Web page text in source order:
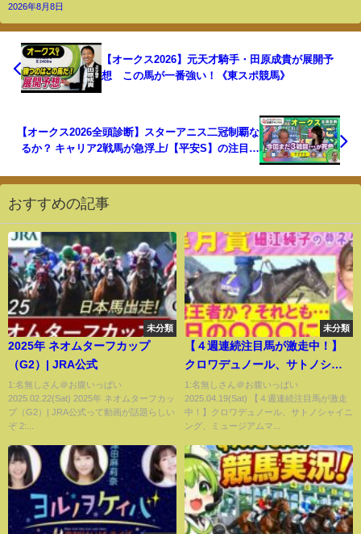
2026年8月8日
【オークス2026】元天才騎手・田原成貴が展開予
想 この馬が一番強い！《東スポ競馬》
【オークス2026全頭診断】スターアニス二冠制覇な
るか？ キャリア2戦馬が急浮上/【平安S】の注目馬
おすすめの記事
未分類
2025年 ネオムターフカップ
（G2）| JRA公式
1:名無しさん＠お腹いっぱい
2025.02.22(Sat) 2025年 ネオムターフカッ
プ（G2）| JRA公式って動画が話題らしい
ぞ 2:...
未分類
【４週連続注目馬が激走中！】
クロワデュノール、サトノシャ
イニング、ミュージアムマイ
ル・・・皐月賞(ＧⅠ)を元ジョッ
キーの細江純子さんが徹底解
1:名無しさん＠お腹いっぱい
2025.04.19(Sat) 【４週連続注目馬が激走
中！】クロワデュノール、サトノシャイニ
ング、ミュージアムマ...